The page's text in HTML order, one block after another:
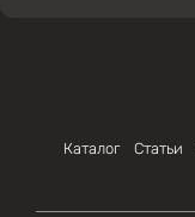
Каталог Статьи